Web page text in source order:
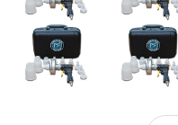
准“领跑者”
及十四五規
析報告
“无人经济”演绎
异样精彩
热门推荐_空
空气净化器
慧空净频道
极网